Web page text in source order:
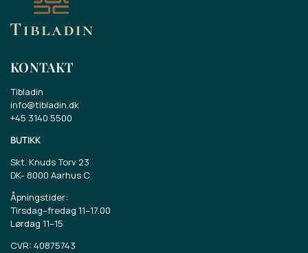
KONTAKT
Tibladin
info@tibladin.dk
+45 3140 5500
BUTIKK
Skt. Knuds Torv 23
DK- 8000 Aarhus C
Åpningstider:
Tirsdag–fredag 11–17.00
Lørdag 11–15
CVR: 40875743